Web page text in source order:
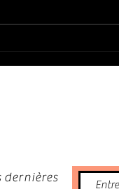
live in 25
dernières